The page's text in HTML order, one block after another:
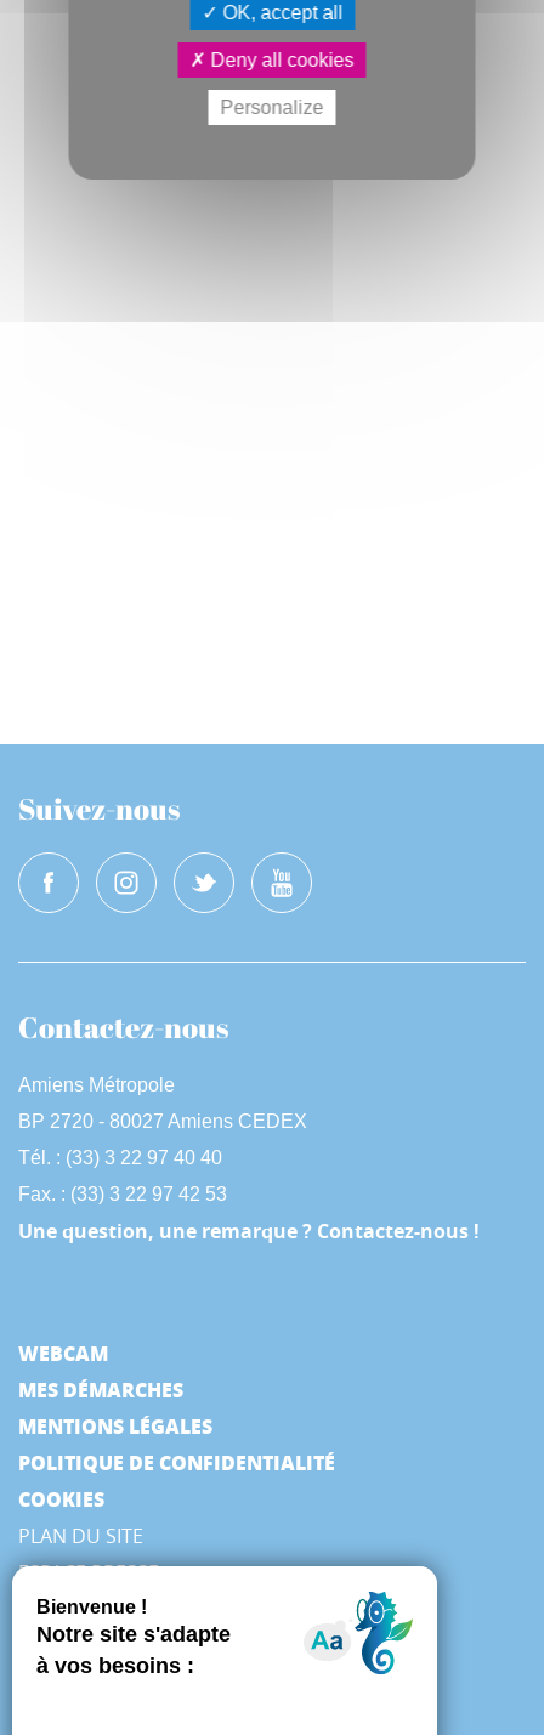
Suivez-nous
Contactez-nous
Amiens Métropole
BP 2720 - 80027 Amiens CEDEX
Tél. : (33) 3 22 97 40 40
Fax. : (33) 3 22 97 42 53
Une question, une remarque ? Contactez-nous !
WEBCAM
MES DÉMARCHES
MENTIONS LÉGALES
POLITIQUE DE CONFIDENTIALITÉ
COOKIES
PLAN DU SITE
ESPACE PRESSE
OK, accept all
Deny all cookies
Personalize